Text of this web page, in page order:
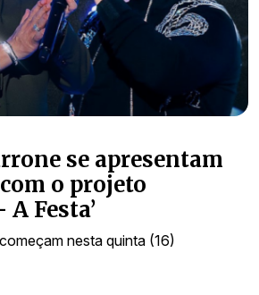
se apresentam
o projeto
Festa’
nesta quinta (16)